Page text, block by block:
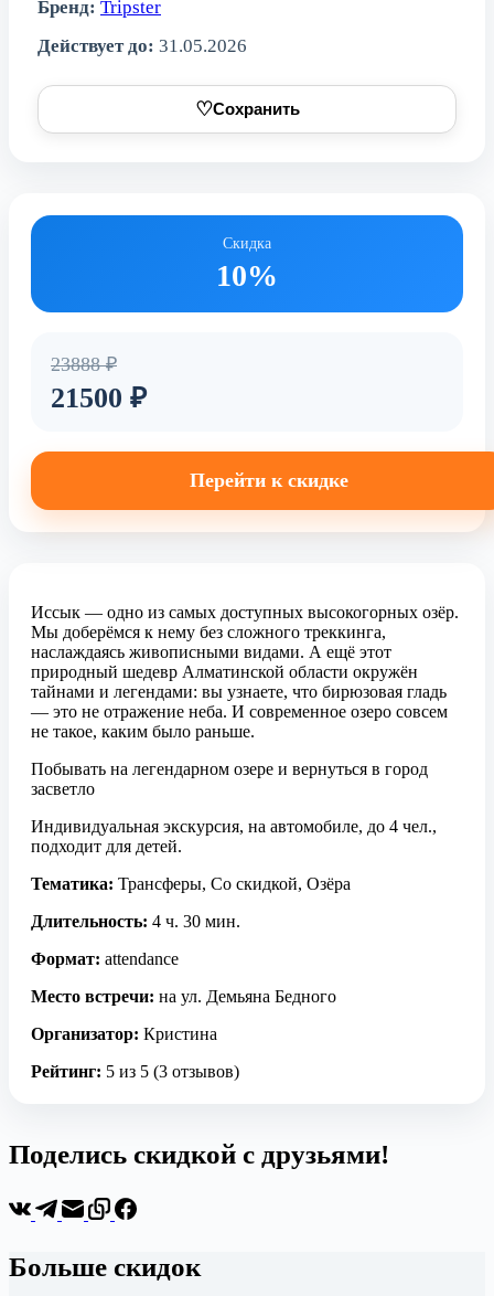
Бренд: Tripster
Действует до: 31.05.2026
♡Сохранить
Скидка
10%
23888 ₽
21500 ₽
Перейти к скидке
Иссык — одно из самых доступных высокогорных озёр.
Мы доберёмся к нему без сложного треккинга,
наслаждаясь живописными видами. А ещё этот
природный шедевр Алматинской области окружён
тайнами и легендами: вы узнаете, что бирюзовая гладь
— это не отражение неба. И современное озеро совсем
не такое, каким было раньше.
Побывать на легендарном озере и вернуться в город
засветло
Индивидуальная экскурсия, на автомобиле, до 4 чел.,
подходит для детей.
Тематика: Трансферы, Со скидкой, Озёра
Длительность: 4 ч. 30 мин.
Формат: attendance
Место встречи: на ул. Демьяна Бедного
Организатор: Кристина
Рейтинг: 5 из 5 (3 отзывов)
Поделись скидкой с друзьями!
Больше скидок